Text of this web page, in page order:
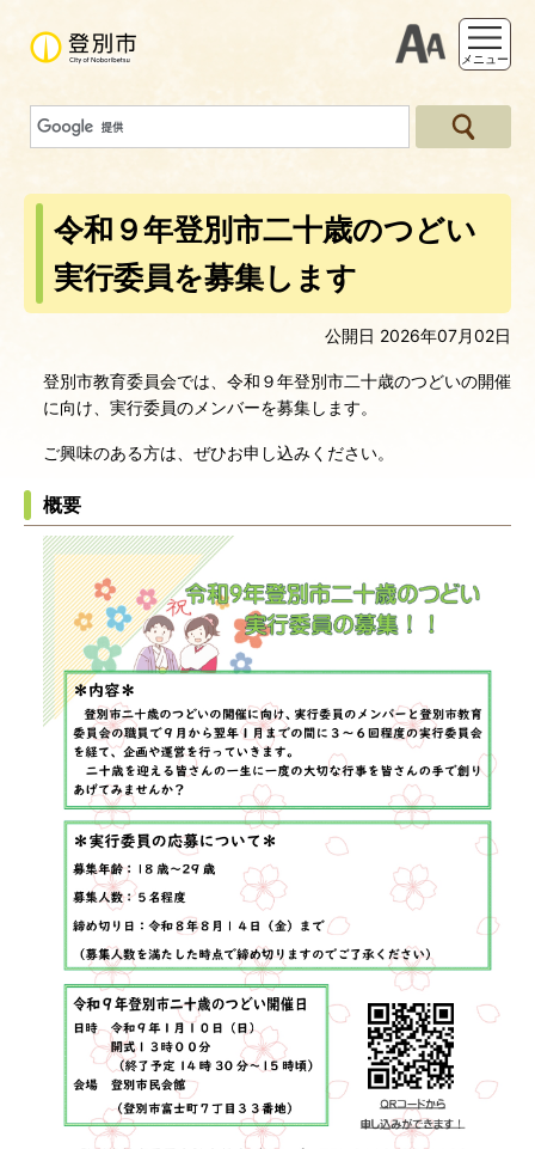
支援ツー
メニュー
令和９年登別市二十歳のつどい
実行委員を募集します
公開日 2026年07月02日
登別市教育委員会では、令和９年登別市二十歳のつどいの開催
に向け、実行委員のメンバーを募集します。
ご興味のある方は、ぜひお申し込みください。
概要